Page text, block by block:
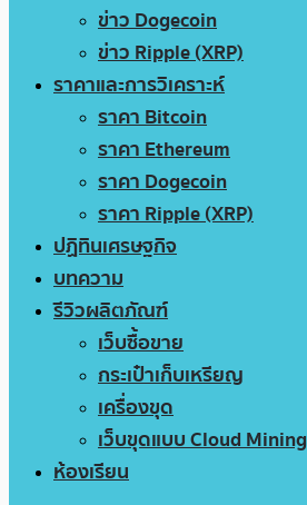
ข่าว Dogecoin
ข่าว Ripple (XRP)
ราคาและการวิเคราะห์
ราคา Bitcoin
ราคา Ethereum
ราคา Dogecoin
ราคา Ripple (XRP)
ปฏิทินเศรษฐกิจ
บทความ
รีวิวผลิตภัณฑ์
เว็บซื้อขาย
กระเป๋าเก็บเหรียญ
เครื่องขุด
เว็บขุดแบบ Cloud Mining
ห้องเรียน